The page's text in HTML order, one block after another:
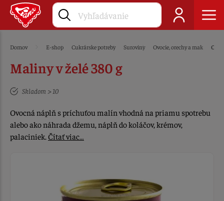
Domov E-shop Cukrárske potreby Suroviny Ovocie, orechy a mak
Maliny v želé 380 g
Skladom > 10
Ovocná náplň s príchuťou malín vhodná na priamu spotrebu
alebo ako náhrada džemu, náplň do koláčov, krémov,
palaciniek.Čítať viac…